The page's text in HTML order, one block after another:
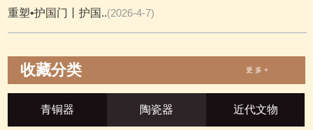
重塑•护国门丨护国..(2026-4-7)
收藏分类 更 多 +
青铜器 陶瓷器 近代文物